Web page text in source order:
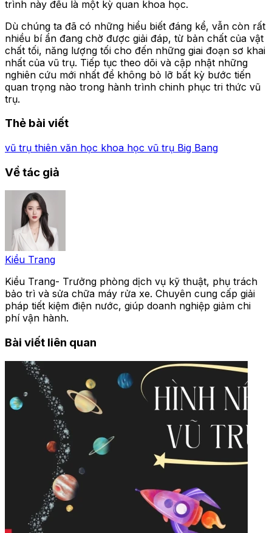
trình này đều là một kỳ quan khoa học.
Dù chúng ta đã có những hiểu biết đáng kể, vẫn còn rất
nhiều bí ẩn đang chờ được giải đáp, từ bản chất của vật
chất tối, năng lượng tối cho đến những giai đoạn sơ khai
nhất của vũ trụ. Tiếp tục theo dõi và cập nhật những
nghiên cứu mới nhất để không bỏ lỡ bất kỳ bước tiến
quan trọng nào trong hành trình chinh phục tri thức vũ
trụ.
Thẻ bài viết
vũ trụ thiên văn học khoa học vũ trụ Big Bang
Về tác giả
Kiều Trang
Kiều Trang- Trưởng phòng dịch vụ kỹ thuật, phụ trách
bảo trì và sửa chữa máy rửa xe. Chuyên cung cấp giải
pháp tiết kiệm điện nước, giúp doanh nghiệp giảm chi
phí vận hành.
Bài viết liên quan